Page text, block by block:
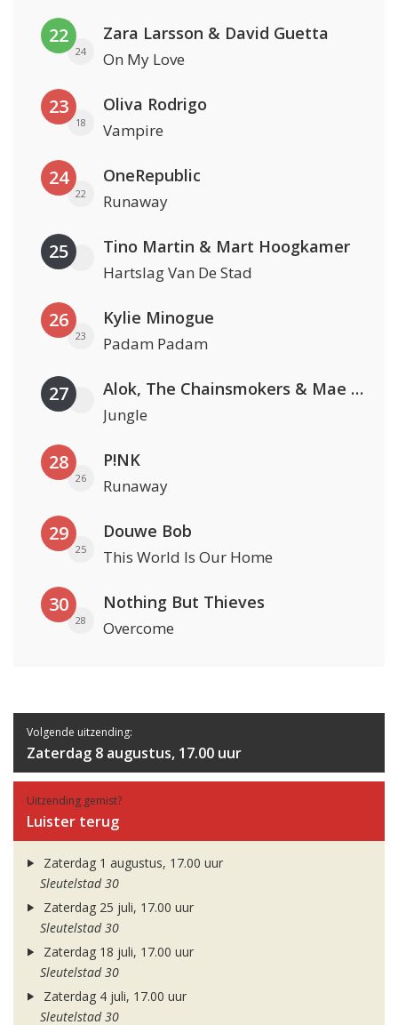
22
24
Zara Larsson & David Guetta
On My Love
23
18
Oliva Rodrigo
Vampire
24
22
OneRepublic
Runaway
25 Tino Martin & Mart Hoogkamer
Hartslag Van De Stad
26
23
Kylie Minogue
Padam Padam
27 Alok, The Chainsmokers & Mae Stephens
Jungle
28
26
P!NK
Runaway
29
25
Douwe Bob
This World Is Our Home
30
28
Nothing But Thieves
Overcome
Volgende uitzending:
Zaterdag 8 augustus, 17.00 uur
Uitzending gemist?
Luister terug
Zaterdag 1 augustus, 17.00 uur
Sleutelstad 30
Zaterdag 25 juli, 17.00 uur
Sleutelstad 30
Zaterdag 18 juli, 17.00 uur
Sleutelstad 30
Zaterdag 4 juli, 17.00 uur
Sleutelstad 30